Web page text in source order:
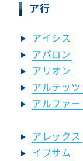
ア行
アイシス
アバロン
アリオン
アルテッツ
アルファー
アレックス
イプサム